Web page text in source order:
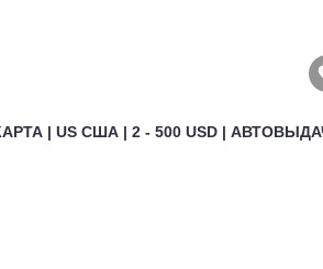
| US США | 2 - 500 USD |